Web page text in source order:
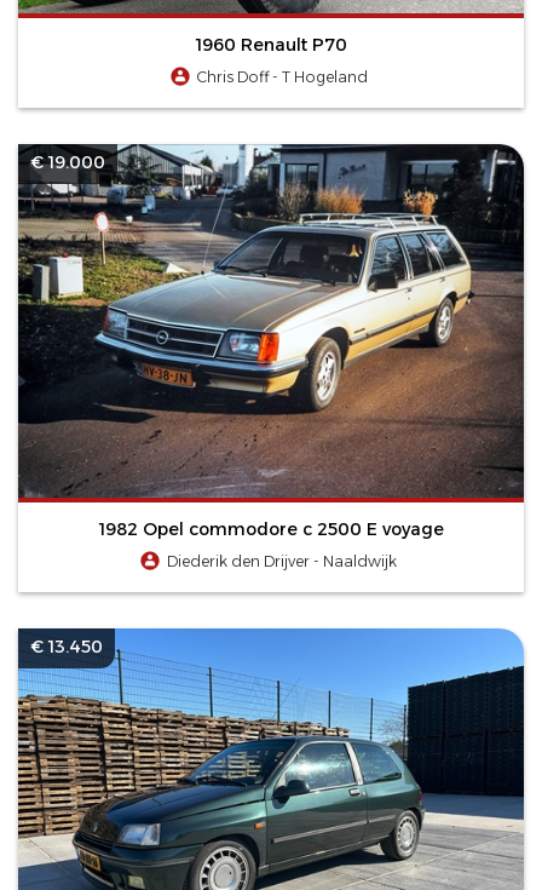
1960 Renault P70
Chris Doff - T Hogeland
€ 19.000
1982 Opel commodore c 2500 E voyage
Diederik den Drijver - Naaldwijk
€ 13.450